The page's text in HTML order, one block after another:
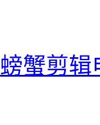
螃蟹剪辑